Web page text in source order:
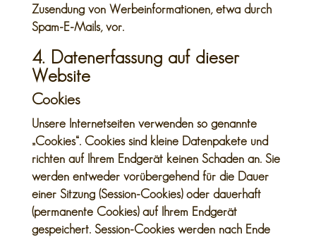
Zusendung von Werbeinformationen, etwa durch
Spam-E-Mails, vor.
4. Datenerfassung auf dieser
Website
Cookies
Unsere Internetseiten verwenden so genannte
„Cookies“. Cookies sind kleine Datenpakete und
richten auf Ihrem Endgerät keinen Schaden an. Sie
werden entweder vorübergehend für die Dauer
einer Sitzung (Session-Cookies) oder dauerhaft
(permanente Cookies) auf Ihrem Endgerät
gespeichert. Session-Cookies werden nach Ende